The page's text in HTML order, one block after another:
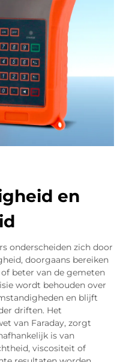
en
onderscheiden zich door
doorgaans bereiken
beter van de gemeten
wordt behouden over
en blijft
driften. Het
van Faraday, zorgt
is van
viscositeit of